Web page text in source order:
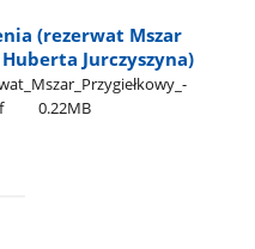
(rezerwat Mszar
Jurczyszyna)
0.22MB